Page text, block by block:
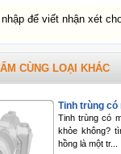
để viết nhận xét
CÙNG LOẠI KHÁC
Tinh trùng có
Tinh trùng có
khỏe không?
hồng là một tr...